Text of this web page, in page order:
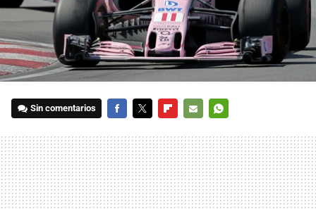
Sin comentarios
MAIL